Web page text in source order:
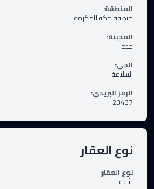
المنطقة:
منطقة مكة المكرمة
المدينة:
جدة
الحى:
السلامة
الرمز البريدي:
23437
نوع العقار
نوع العقار:
شقة